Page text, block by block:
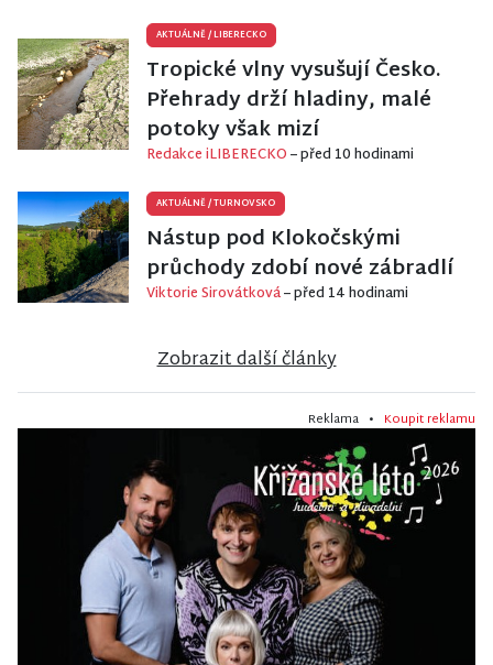
AKTUÁLNĚ/LIBERECKO
Tropické vlny vysušují Česko.
Přehrady drží hladiny, malé
potoky však mizí
Redakce iLIBERECKO– před 10 hodinami
AKTUÁLNĚ/TURNOVSKO
Nástup pod Klokočskými
průchody zdobí nové zábradlí
Viktorie Sirovátková– před 14 hodinami
Zobrazit další články
Reklama • Koupit reklamu